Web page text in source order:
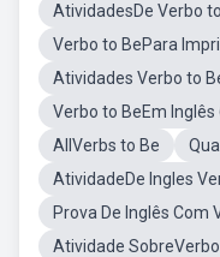
AtividadesDe Verbo
Verbo to BePara
Atividades Verbo to
Verbo to BeEm Inglês
AllVerbs to Be
AtividadeDe Ingles
Prova De Inglês Com
Atividade